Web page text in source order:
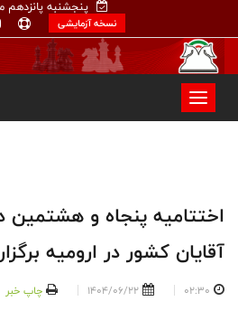
پنجشنبه پانزدهم
نسخه آزمایشی
اختتامیه پنجاه و هشتمین
آقایان کشور در ارومیه
02:30
1404/06/22 چاپ خبر